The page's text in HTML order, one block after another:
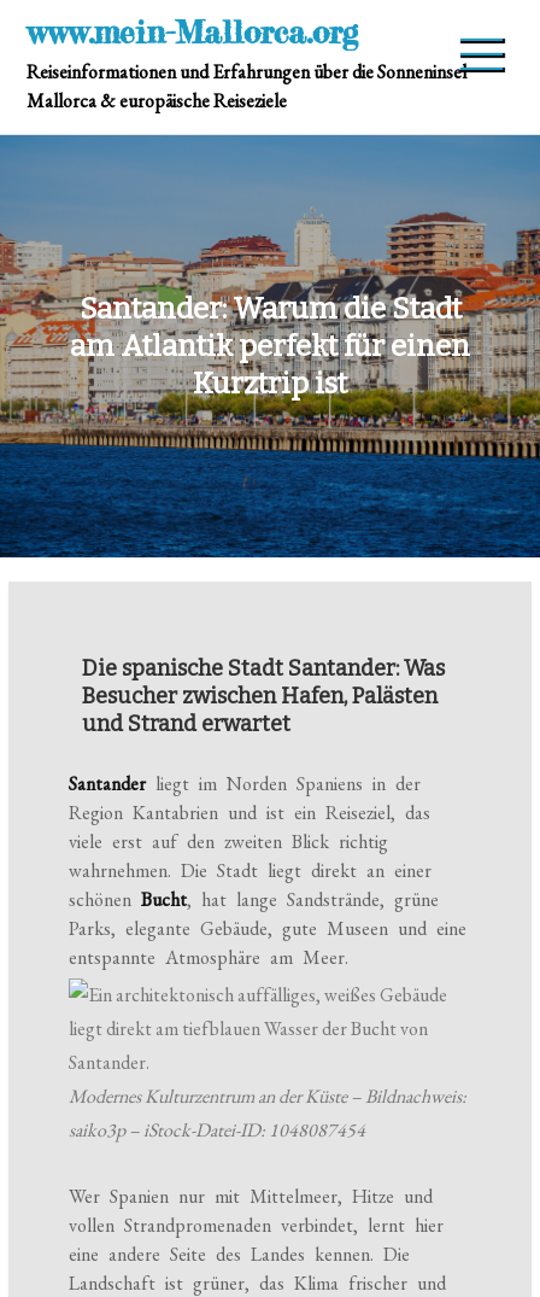
content
www.mein-Mallorca.org
Reiseinformationen und Erfahrungen über die Sonneninsel
Mallorca & europäische Reiseziele
Santander: Warum die Stadt
am Atlantik perfekt für einen
Kurztrip ist
Die spanische Stadt Santander: Was
Besucher zwischen Hafen, Palästen
und Strand erwartet
Santanderliegt im Norden Spaniens in der
Region Kantabrien und ist ein Reiseziel, das
viele erst auf den zweiten Blick richtig
wahrnehmen. Die Stadt liegt direkt an einer
schönenBucht, hat lange Sandstrände, grüne
Parks, elegante Gebäude, gute Museen und eine
entspannte Atmosphäre am Meer.
Modernes Kulturzentrum an der Küste – Bildnachweis:
saiko3p – iStock-Datei-ID: 1048087454
Wer Spanien nur mit Mittelmeer, Hitze und
vollen Strandpromenaden verbindet, lernt hier
eine andere Seite des Landes kennen. Die
Landschaft ist grüner, das Klima frischer und